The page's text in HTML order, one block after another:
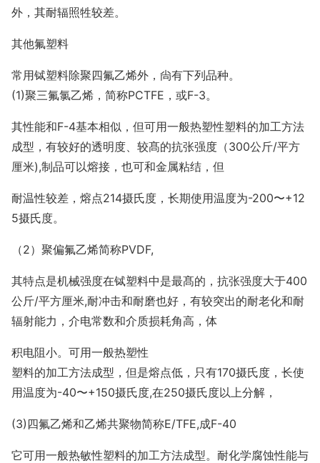
外，其耐辐照牲较差。
其他氟塑料
常用铽塑料除聚四氟乙烯外，尙有下列品种。
(1)聚三氟氯乙烯，简称PCTFE，或F-3。
其性能和F-4基本相似，但可用一般热塑性塑料的加工方法
成型，有较好的透明度、较髙的抗张强度（300公斤/平方
厘米),制品可以熔接，也可和金属粘结，但
耐温性较差，熔点214摄氏度，长期使用温度为-200〜+12
5摄氏度。
（2）聚偏氟乙烯简称PVDF,
其特点是机械强度在铽塑料中是最髙的，抗张强度大于400
公斤/平方厘米,耐冲击和耐磨也好，有较突出的耐老化和耐
辐射能力，介电常数和介质损耗角高，体
积电阻小。可用一般热塑性
塑料的加工方法成型，但是熔点低，只有170摄氏度，长使
用温度为-40〜+150摄氏度,在250摄氏度以上分解，
(3)四氟乙烯和乙烯共聚物简称E/TFE,成F-40
它可用一般热敏性塑料的加工方法成型。耐化学腐蚀性能与